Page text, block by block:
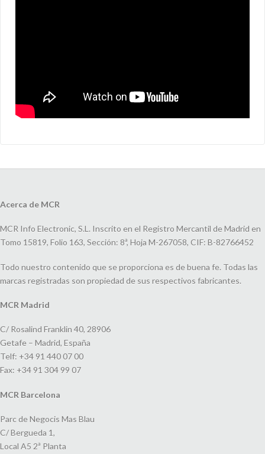
Acerca de MCR
MCR Info Electronic, S.L. Inscrito en el Registro Mercantil de Madrid en
Tomo 15819, Folio 163, Sección: 8ª, Hoja M-267058, CIF: B-82766452
Todo nuestro contenido que se proporciona es de buena fe. Todas las
marcas registradas son propiedad de sus respectivos fabricantes.
MCR Madrid
C/ Rosalind Franklin 40, 28906
Getafe – Madrid, España
Telf: +34 91 440 07 00
Fax: +34 91 304 99 07
MCR Barcelona
Parc de Negocis Mas Blau
C/ Bergueda 1,
Local A5 2ª Planta